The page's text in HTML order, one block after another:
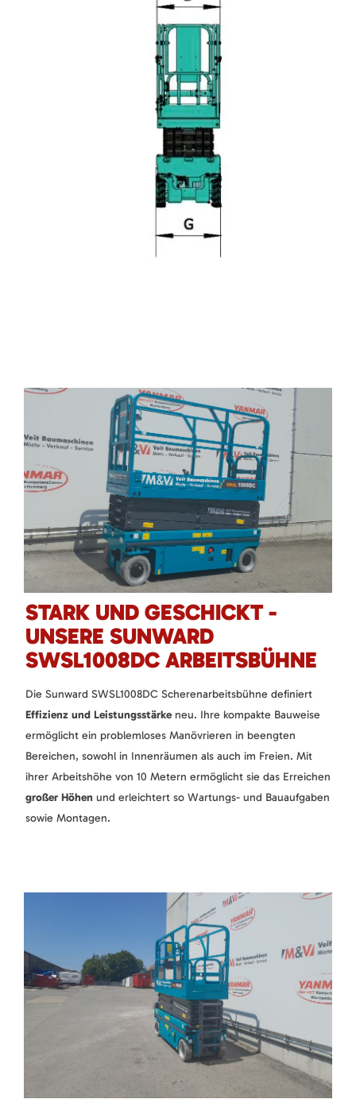
STARK UND GESCHICKT -
UNSERE SUNWARD
SWSL1008DC ARBEITSBÜHNE
Die Sunward SWSL1008DC Scherenarbeitsbühne definiert
Effizienz und Leistungsstärkeneu. Ihre kompakte Bauweise
ermöglicht ein problemloses Manövrieren in beengten
Bereichen, sowohl in Innenräumen als auch im Freien. Mit
ihrer Arbeitshöhe von 10 Metern ermöglicht sie das Erreichen
großer Höhen und erleichtert so Wartungs- und Bauaufgaben
sowie Montagen.